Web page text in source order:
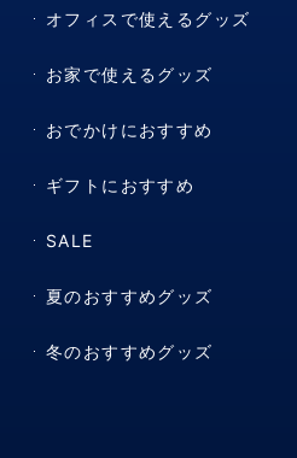
オフィスで使えるグッズ
お家で使えるグッズ
おでかけにおすすめ
ギフトにおすすめ
SALE
夏のおすすめグッズ
冬のおすすめグッズ